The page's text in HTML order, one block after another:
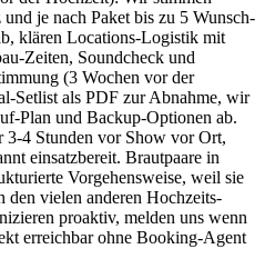
je nach Paket bis zu 5 Wunsch-
klären Locations-Logistik mit
Zeiten, Soundcheck und
(3 Wochen vor der
Setlist als PDF zur Abnahme, wir
Plan und Backup-Optionen ab.
3-4 Stunden vor Show vor Ort,
einsatzbereit. Brautpaare in
Vorgehensweise, weil sie
den vielen anderen Hochzeits-
proaktiv, melden uns wenn
erreichbar ohne Booking-Agent